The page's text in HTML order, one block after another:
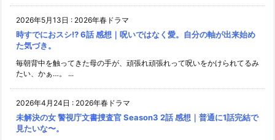
2026年5月13日 : 2026年春ドラマ
時すでにおスシ!? 6話 感想｜呪いではなく愛。自分の軸が出来始め
た気づき。
毎朝背中を触ってきた母の手が、頑張れ頑張れって呪いをかけられてるみ
たい、かぁ…。 ...
2026年4月24日 : 2026年春ドラマ
未解決の女 警視庁文書捜査官 Season3 2話 感想｜普通に1話完結で
見たいな〜。